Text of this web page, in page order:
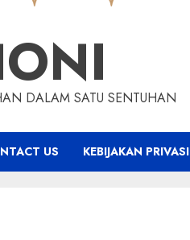
DALAM SATU SENTUHAN
US KEBIJAKAN PRIVASI